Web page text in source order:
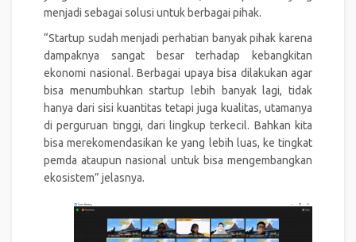
menjadi sebagai solusi untuk berbagai pihak.
“Startup sudah menjadi perhatian banyak pihak karena
dampaknya sangat besar terhadap kebangkitan
ekonomi nasional. Berbagai upaya bisa dilakukan agar
bisa menumbuhkan startup lebih banyak lagi, tidak
hanya dari sisi kuantitas tetapi juga kualitas, utamanya
di perguruan tinggi, dari lingkup terkecil. Bahkan kita
bisa merekomendasikan ke yang lebih luas, ke tingkat
pemda ataupun nasional untuk bisa mengembangkan
ekosistem” jelasnya.